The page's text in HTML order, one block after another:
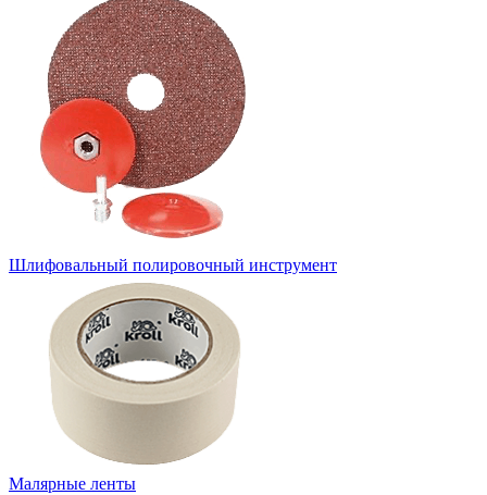
Шлифовальный полировочный инструмент
Малярные ленты